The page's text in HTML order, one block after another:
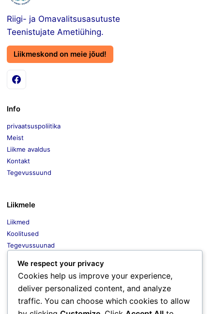
Riigi- ja Omavalitsusasutuste
Teenistujate Ametiühing.
Liikmeskond on meie jõud!
Info
privaatsuspoliitika
Meist
Liikme avaldus
Kontakt
Tegevussuund
Liikmele
Liikmed
Koolitused
Tegevussuunad
Uudised
Dokumendid
We respect your privacy
Cookies help us improve your experience,
deliver personalized content, and analyze
traffic. You can choose which cookies to allow